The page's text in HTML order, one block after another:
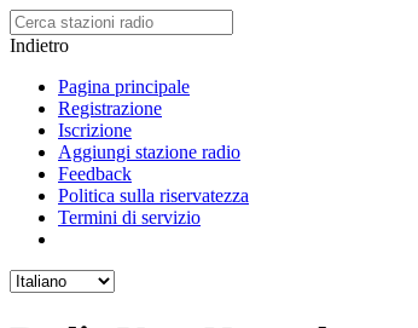
Indietro
Pagina principale
Registrazione
Iscrizione
Aggiungi stazione radio
Feedback
Politica sulla riservatezza
Termini di servizio